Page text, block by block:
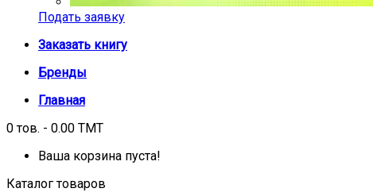
Подать заявку
Заказать книгу
Бренды
Главная
0 тов. - 0.00 TMT
Ваша корзина пуста!
Каталог товаров